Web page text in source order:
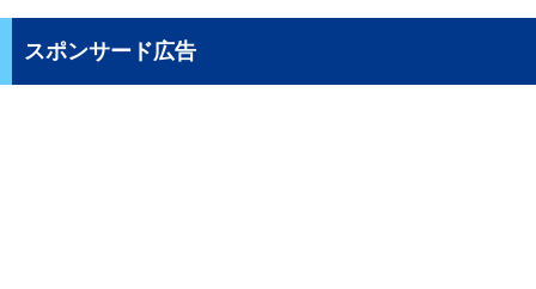
スポンサード広告